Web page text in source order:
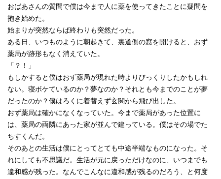
おばあさんの質問で僕は今まで人に薬を使ってきたことに疑問を
抱き始めた。
始まりが突然ならば終わりも突然だった。
ある日、いつものように朝起きて、裏道側の窓を開けると、おず
薬局が跡形もなく消えていた。
「？！」
もしかすると僕はおず薬局が現れた時よりびっくりしたかもしれ
ない。寝ボケているのか？夢なのか？それとも今までのことが夢
だったのか？僕はろくに着替えず玄関から飛び出した。
おず薬局は確かになくなっていた。今まで薬局があった位置に
は、薬局の両隣にあった家が並んで建っている。僕はその場でた
ちすくんだ。
そのあとの生活は僕にとってとても中途半端なものになった。そ
れにしても不思議だ。生活が元に戻っただけなのに、いつまでも
違和感が残った。なんでこんなに違和感が残るのだろう、と何度